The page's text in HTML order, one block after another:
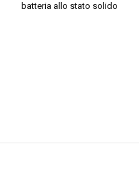
batteria allo stato solido